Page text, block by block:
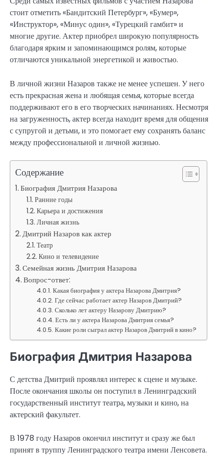
стоит отметить «Бандитский Петербург», «Бумер»,
«Инструктор», «Минус один», «Турецкий гамбит» и
многие другие. Актер приобрел широкую популярность
благодаря ярким и запоминающимся ролям, которые
отличаются уникальной энергетикой и живостью.
В личной жизни Назаров также не менее успешен. У него
есть прекрасная жена и любящая семья, которые всегда
поддерживают его в его творческих начинаниях. Несмотря
на загруженность, актер всегда находит время для общения
с супругой и детьми, и это помогает ему сохранять баланс
между профессиональной и личной жизнью.
Содержание
Биография Дмитрия Назарова
Ранние годы
Карьера и достижения
Личная жизнь
Дмитрий Назаров как актер
Театр
Кино и телевидение
Семейная жизнь Дмитрия Назарова
Вопрос-ответ:
Какая биография у актера Назарова Дмитрия?
Где сейчас работает актер Назаров Дмитрий?
Сколько лет актеру Назарову Дмитрию?
Есть ли у актера Назарова Дмитрия семья?
Какие роли сыграл актер Назаров Дмитрий в кино?
Биография Дмитрия Назарова
С детства Дмитрий проявлял интерес к сцене и музыке.
После окончания школы он поступил в Ленинградский
государственный институт театра, музыки и кино, на
актерский факультет.
В 1978 году Назаров окончил институт и сразу же был
принят в труппу Ленинградского театра имени Ленсовета.